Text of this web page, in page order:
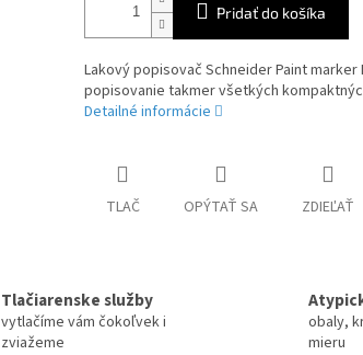
Pridať do košíka
Lakový popisovač Schneider Paint marker
popisovanie takmer všetkých
Detailné informácie
TLAČ OPÝTAŤ SA ZDIEĽAŤ
Tlačiarenske služby
vytlačíme vám čokoľvek i
zviažeme
obaly,
mieru